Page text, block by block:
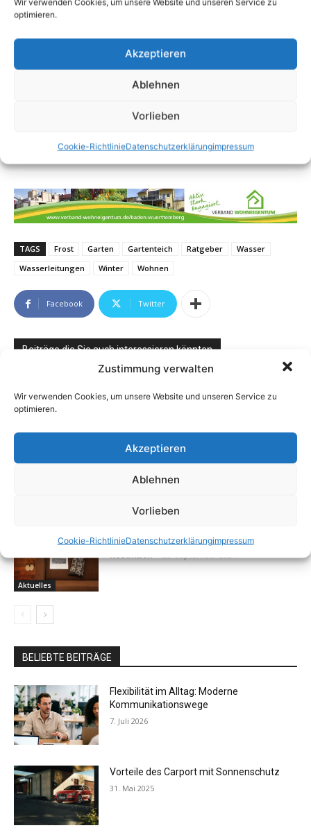
optimieren.
Akzeptieren
Ablehnen
Vorlieben
Cookie-RichtlinieDatenschutzerklärungimpressum